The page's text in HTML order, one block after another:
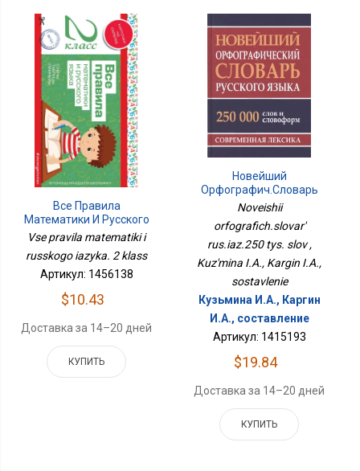
Все Правила
Математики И Русского
Языка. 2 Класс
Vse pravila matematiki i
russkogo iazyka. 2 klass
Артикул: 1456138
$10.43
Доставка за 14–20 дней
КУПИТЬ
Новейший
Орфографич.словарь
Рус.яз.250 Тыс. Слов
Noveishii
orfografich.slovar'
rus.iaz.250 tys. slov ,
Kuz'mina I.A., Kargin I.A.,
sostavlenie
Кузьмина И.А., Каргин
И.А., составление
Артикул: 1415193
$19.84
Доставка за 14–20 дней
КУПИТЬ